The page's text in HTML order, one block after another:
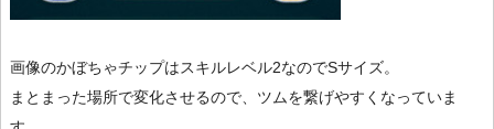
画像のかぼちゃチップはスキルレベル2なのでSサイズ。
まとまった場所で変化させるので、ツムを繋げやすくなっていま